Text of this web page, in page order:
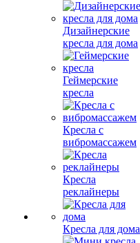
Дизайнерские
кресла для дома
Геймерские
кресла
Кресла с
вибромассажем
Кресла
реклайнеры
Кресла для дома